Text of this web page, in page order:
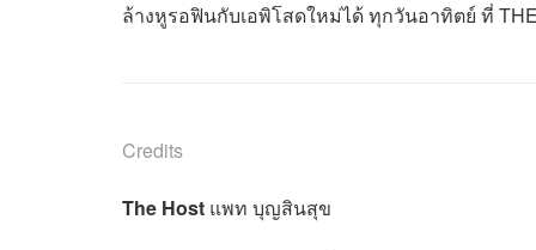
ล้างหูรอฟินกับเอพิโสดใหม่ได้ ทุกวันอาทิตย์ ที่
Credits
The Host แพท บุญสินสุข